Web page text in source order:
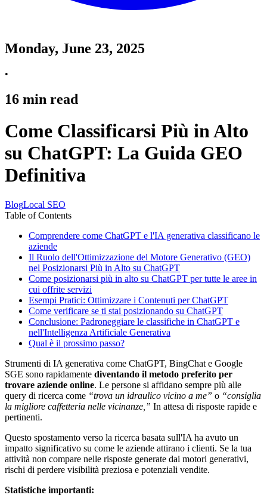
Monday, June 23, 2025
•
16 min read
Come Classificarsi Più in Alto
su ChatGPT: La Guida GEO
Definitiva
BlogLocal SEO
Table of Contents
Comprendere come ChatGPT e l'IA generativa classificano le
aziende
Il Ruolo dell'Ottimizzazione del Motore Generativo (GEO)
nel Posizionarsi Più in Alto su ChatGPT
Come posizionarsi più in alto su ChatGPT per tutte le aree in
cui offrite servizi
Esempi Pratici: Ottimizzare i Contenuti per ChatGPT
Come verificare se ti stai posizionando su ChatGPT
Conclusione: Padroneggiare le classifiche in ChatGPT e
nell'Intelligenza Artificiale Generativa
Qual è il prossimo passo?
Strumenti di IA generativa come ChatGPT, BingChat e Google
SGE sono rapidamente diventando il metodo preferito per
trovare aziende online. Le persone si affidano sempre più alle
query di ricerca come “trova un idraulico vicino a me” o “consiglia
la migliore caffetteria nelle vicinanze,” In attesa di risposte rapide e
pertinenti.
Questo spostamento verso la ricerca basata sull'IA ha avuto un
impatto significativo su come le aziende attirano i clienti. Se la tua
attività non compare nelle risposte generate dai motori generativi,
rischi di perdere visibilità preziosa e potenziali vendite.
Statistiche importanti: